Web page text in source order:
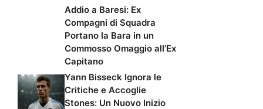
Addio a Baresi: Ex
Compagni di Squadra
Portano la Bara in un
Commosso Omaggio all’Ex
Capitano
Yann Bisseck Ignora le
Critiche e Accoglie
Stones: Un Nuovo Inizio